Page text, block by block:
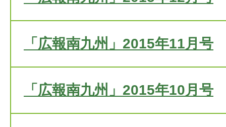
「広報南九州」2015年11月号
「広報南九州」2015年10月号